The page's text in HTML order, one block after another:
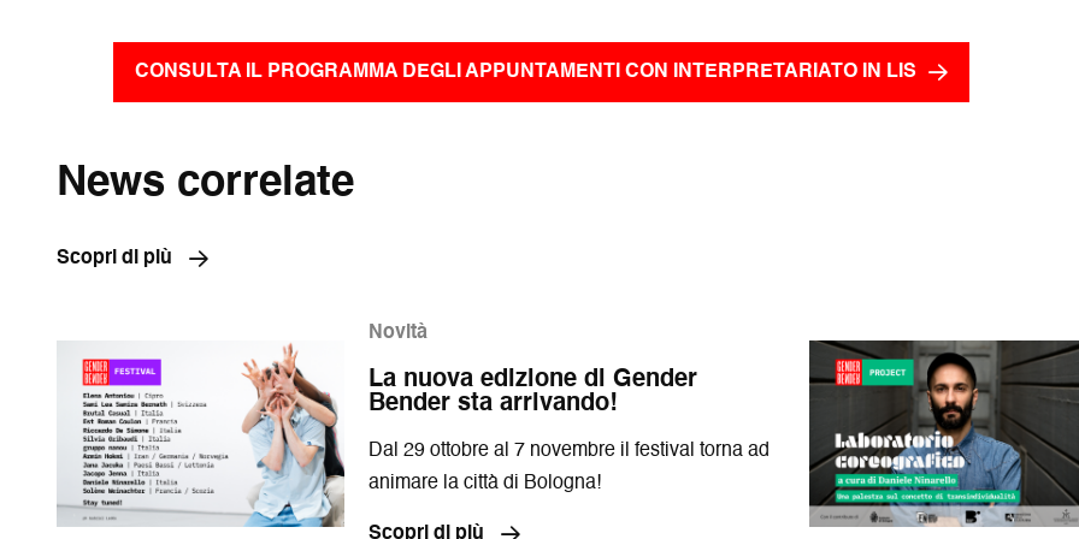
CONSULTA IL PROGRAMMA DEGLI APPUNTAMENTI CON INTERPRETARIATO IN LIS
News correlate
Scopri di più
Novità
La nuova edizione di Gender
Bender sta arrivando!
Dal 29 ottobre al 7 novembre il festival torna ad
animare la città di Bologna!
Scopri di più